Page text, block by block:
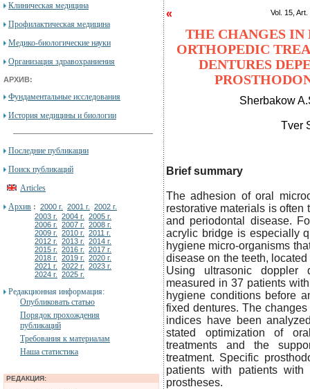
Клиническая медицина
Профилактическая медицина
Медико-биологические науки
Организация здравохраниения
АРХИВ:
Фундаментальные исследования
История медицины и биологии
Последние публикации
Поиск публикаций
Articles
Архив : 2000 г. 2001 г.
2002 г.
2003 г.
2004 г.
2005 г.
2006 г.
2007 г.
2008 г.
2009 г.
2010 г.
2011 г.
2012 г.
2013 г.
2014 г.
2015 г.
2016 г.
2017 г.
2018 г.
2019 г.
2020 г.
2021 г.
2022 г.
2023 г.
2024 г.
2025 г.
Редакционная информация:
Опубликовать статью
Порядок прохождения
публикаций
Требования к материалам
Наша статистика
РЕДАКЦИЯ:
« Vol. 15,
THE CHANGES
ORTHOPEDIC
DENTURES
Sherbakow
Tver
Brief summary
The adhesion of oral
restorative materials is often
and periodontal disease.
acrylic bridge is especially
hygiene micro-organisms
disease on the teeth,
Using ultrasonic doppler
measured in 37 patients
hygiene conditions before
fixed dentures. The
indices have been
stated optimization of
treatments and the
treatment. Specific
patients with patients with
prostheses.